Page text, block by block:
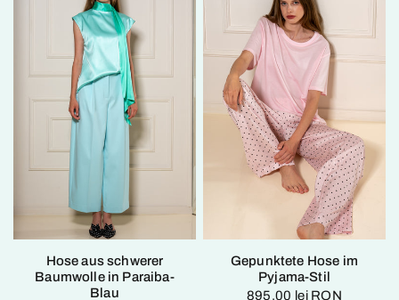
Hose aus schwerer
Baumwolle in Paraiba-
Blau
Gepunktete Hose im
Pyjama-Stil
895,00 lei RON